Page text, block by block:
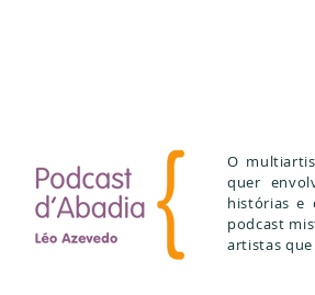
O
quer
histórias e
podcast
artistas